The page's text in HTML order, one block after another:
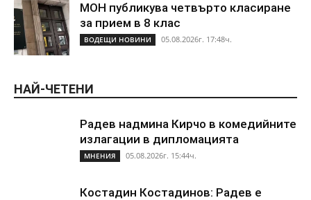
МОН публикува четвърто класиране
за прием в 8 клас
ВОДЕЩИ НОВИНИ 05.08.2026г. 17:48ч.
НАЙ-ЧЕТЕНИ
Радев надмина Кирчо в комедийните
излагации в дипломацията
МНЕНИЯ 05.08.2026г. 15:44ч.
Костадин Костадинов: Радев е